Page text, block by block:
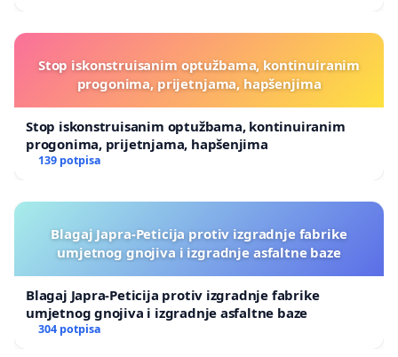
Stop iskonstruisanim optužbama, kontinuiranim
progonima, prijetnjama, hapšenjima
Stop iskonstruisanim optužbama, kontinuiranim
progonima, prijetnjama, hapšenjima
139 potpisa
Blagaj Japra-Peticija protiv izgradnje fabrike
umjetnog gnojiva i izgradnje asfaltne baze
Blagaj Japra-Peticija protiv izgradnje fabrike
umjetnog gnojiva i izgradnje asfaltne baze
304 potpisa